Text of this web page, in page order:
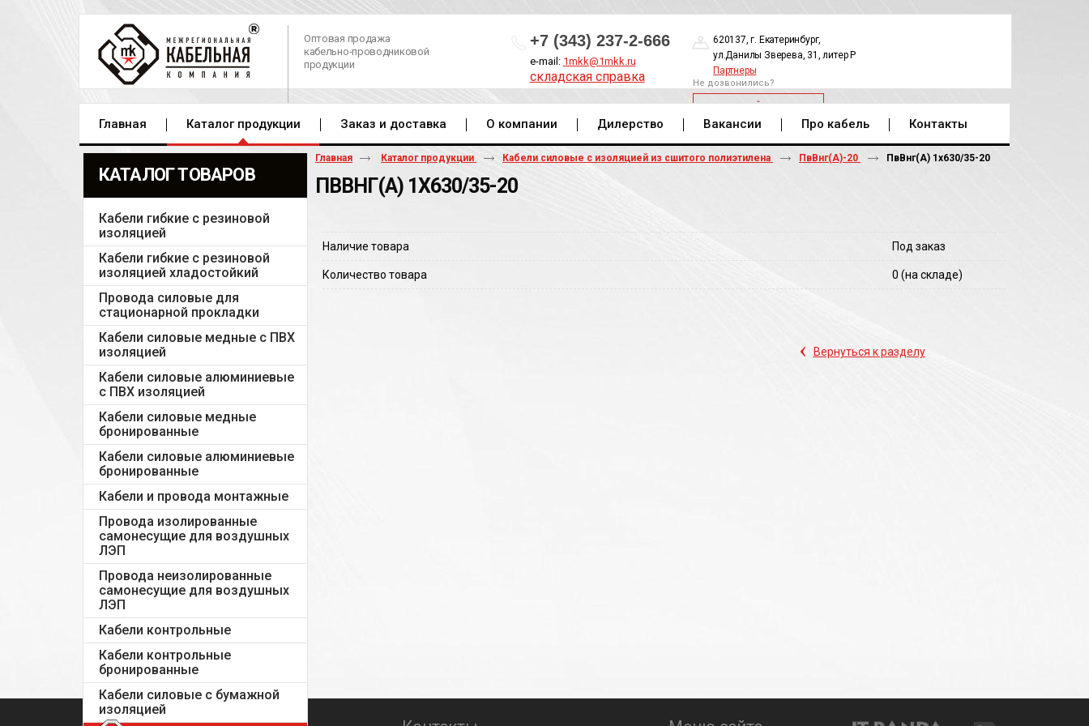
Оптовая продажа
кабельно-проводниковой
продукции
+7 (343) 237-2-666
e-mail: 1mkk@1mkk.ru
складская справка
620137, г. Екатеринбург,
ул.Данилы Зверева, 31, литер Р
Партнеры
Не дозвонились?
ОБРАТНЫЙ ЗВОНОК
Главная Каталог продукции Заказ и доставка О компании Дилерство Вакансии Про кабель Контакты
КАТАЛОГ ТОВАРОВ
Кабели гибкие с резиновой
изоляцией
Кабели гибкие с резиновой
изоляцией хладостойкий
Провода силовые для
стационарной прокладки
Кабели силовые медные с ПВХ
изоляцией
Кабели силовые алюминиевые
с ПВХ изоляцией
Кабели силовые медные
бронированные
Кабели силовые алюминиевые
бронированные
Кабели и провода монтажные
Провода изолированные
самонесущие для воздушных
ЛЭП
Провода неизолированные
самонесущие для воздушных
ЛЭП
Кабели контрольные
Кабели контрольные
бронированные
Кабели силовые с бумажной
изоляцией
Главная Каталог продукции Кабели силовые с изоляцией из сшитого полиэтилена ПвВнг(А)-20 ПвВнг(A) 1х630/35-20
ПВВНГ(A) 1Х630/35-20
Наличие товара Под заказ
Количество товара 0 (на складе)
‹ Вернуться к разделу